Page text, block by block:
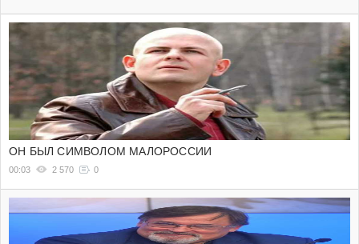
ОН БЫЛ СИМВОЛОМ МАЛОРОССИИ
00:03 2 570 0